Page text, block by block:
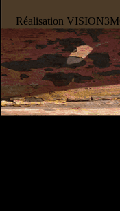
Réalisation